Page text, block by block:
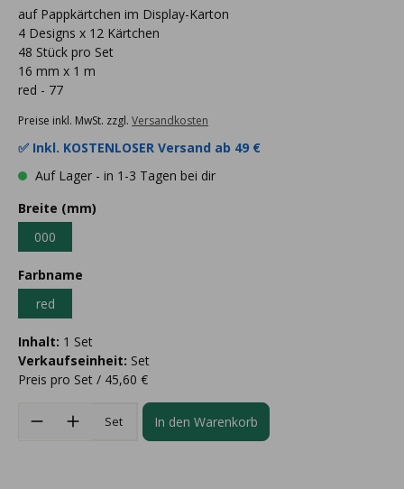
auf Pappkärtchen im Display-Karton
4 Designs x 12 Kärtchen
48 Stück pro Set
16 mm x 1 m
red - 77
Preise inkl. MwSt. zzgl. Versandkosten
✅ Inkl. KOSTENLOSER Versand ab 49 €
Auf Lager - in 1-3 Tagen bei dir
Breite (mm)
000
Farbname
red
Inhalt: 1 Set
Verkaufseinheit: Set
Preis pro Set / 45,60 €
Set In den Warenkorb